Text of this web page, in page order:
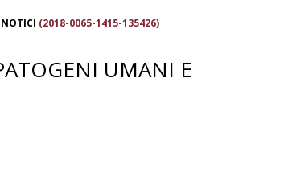
(2018-0065-1415-135426)
UMANI E